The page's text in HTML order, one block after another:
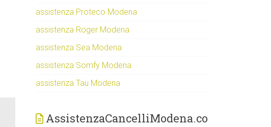
assistenza Proteco Modena
assistenza Roger Modena
assistenza Sea Modena
assistenza Somfy Modena
assistenza Tau Modena
AssistenzaCancelliModena.co